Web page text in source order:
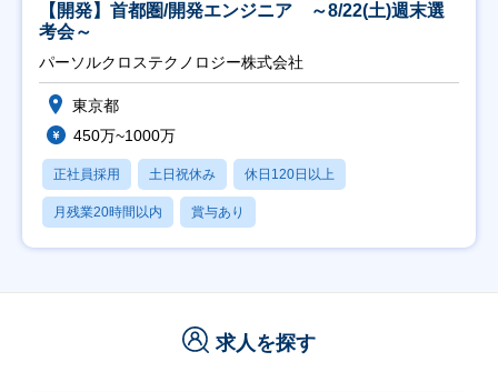
【開発】首都圏/開発エンジニア ～8/22(土)週末選
考会～
パーソルクロステクノロジー株式会社
東京都
450万~1000万
正社員採用 土日祝休み 休日120日以上
月残業20時間以内 賞与あり
求人を探す